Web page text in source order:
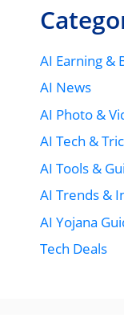
AI Earning &
AI News
AI Photo &
AI Tech &
AI Tools &
AI Trends &
AI Yojana
Tech Deals